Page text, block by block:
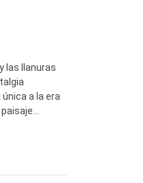
las llanuras
a la era